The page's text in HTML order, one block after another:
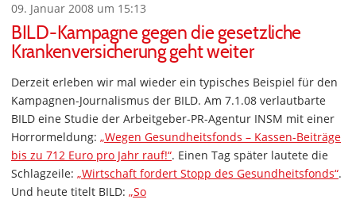
09. Januar 2008 um 15:13
BILD-Kampagne gegen die gesetzliche
Krankenversicherung geht weiter
Derzeit erleben wir mal wieder ein typisches Beispiel für den
Kampagnen-Journalismus der BILD. Am 7.1.08 verlautbarte
BILD eine Studie der Arbeitgeber-PR-Agentur INSM mit einer
Horrormeldung: „Wegen Gesundheitsfonds – Kassen-Beiträge
bis zu 712 Euro pro Jahr rauf!“. Einen Tag später lautete die
Schlagzeile: „Wirtschaft fordert Stopp des Gesundheitsfonds“.
Und heute titelt BILD: „So